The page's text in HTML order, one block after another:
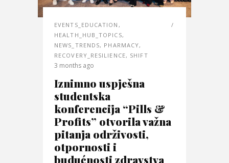
EVENTS_EDUCATION ,
HEALTH_HUB_TOPICS,
NEWS_TRENDS, PHARMACY,
RECOVERY_RESILIENCE, SHIFT
3 months ago
Iznimno uspješna
studentska
konferencija “Pills &
Profits” otvorila važna
pitanja održivosti,
otpornosti i
budućnosti zdravstva